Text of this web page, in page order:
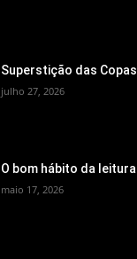
Superstição das Copas
julho 27, 2026
O bom hábito da leitura
maio 17, 2026